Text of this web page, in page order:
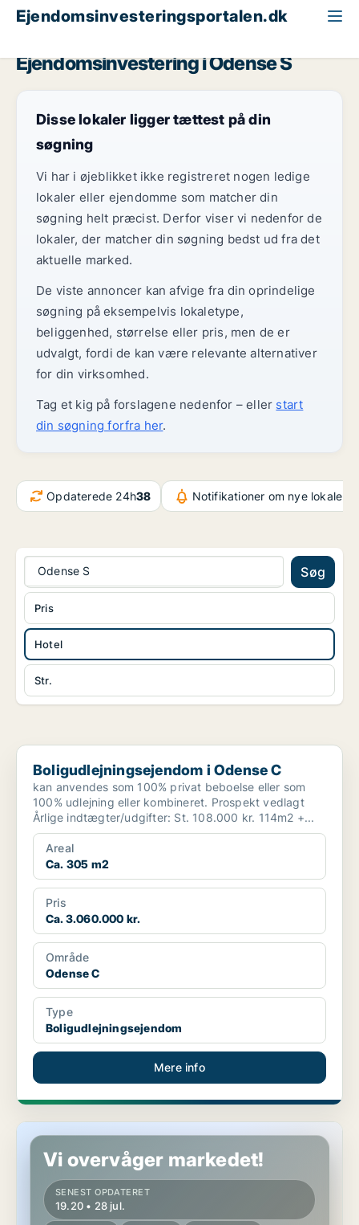
Ejendomsinvesteringsportalen.dk
Ejendomsinvestering i Odense S
Disse lokaler ligger tættest på din
søgning
Vi har i øjeblikket ikke registreret nogen ledige
lokaler eller ejendomme som matcher din
søgning helt præcist. Derfor viser vi nedenfor de
lokaler, der matcher din søgning bedst ud fra det
aktuelle marked.
De viste annoncer kan afvige fra din oprindelige
søgning på eksempelvis lokaletype,
beliggenhed, størrelse eller pris, men de er
udvalgt, fordi de kan være relevante alternativer
for din virksomhed.
Tag et kig på forslagene nedenfor – eller start
din søgning forfra her.
Opdaterede 24h38 Notifikationer om nye lokaler
Odense S Søg
Hotel
Str.
Pris
Boligudlejningsejendom i Odense C
Boligudlejningsejendom i Odense C
kan anvendes som 100% privat beboelse eller som
100% udlejning eller kombineret. Prospekt vedlagt
Årlige indtægter/udgifter: St. 108.000 kr. 114m2 +...
Areal
Ca. 305 m2
Pris
Ca. 3.060.000 kr.
Område
Odense C
Type
Boligudlejningsejendom
Mere info
Butik i Odense M
Vi overvåger markedet!
SENEST OPDATERET
19.20 • 28 jul.